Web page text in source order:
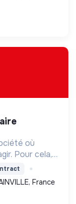
où
Pour cela,
lieux
à tous.
France